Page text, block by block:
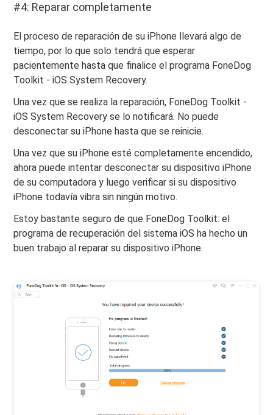
#4: Reparar completamente
El proceso de reparación de su iPhone llevará algo de
tiempo, por lo que solo tendrá que esperar
pacientemente hasta que finalice el programa FoneDog
Toolkit - iOS System Recovery.
Una vez que se realiza la reparación, FoneDog Toolkit -
iOS System Recovery se lo notificará. No puede
desconectar su iPhone hasta que se reinicie.
Una vez que su iPhone esté completamente encendido,
ahora puede intentar desconectar su dispositivo iPhone
de su computadora y luego verificar si su dispositivo
iPhone todavía vibra sin ningún motivo.
Estoy bastante seguro de que FoneDog Toolkit: el
programa de recuperación del sistema iOS ha hecho un
buen trabajo al reparar su dispositivo iPhone.